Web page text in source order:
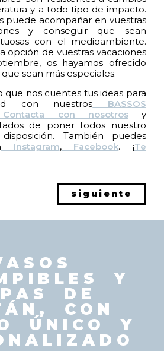
y a todo tipo de impacto.
puede acompañar en vuestras
y conseguir que sean
con el medioambiente.
opción de vuestras vacaciones
os hayamos ofrecido
sean más especiales.
que nos cuentes tus ideas para
con nuestros BASSOS
con nosotrosy
de poner todos nuestro
También puedes
Instagram,Facebook. ¡Te
siguiente
Y
DE
CON
ÚNICO Y